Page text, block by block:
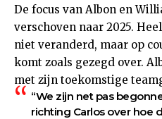
De focus van Albon en
verschoven naar 2025.
niet veranderd, maar op
komt zoals gezegd over.
met zijn toekomstige
“We zijn net pas
richting Carlos over hoe